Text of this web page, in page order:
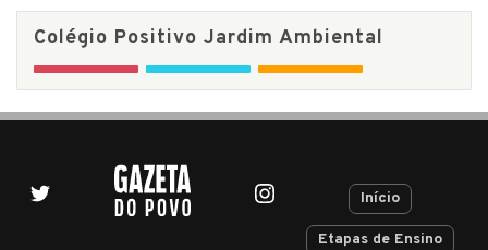
Colégio Positivo Jardim Ambiental
Início
Etapas de Ensino